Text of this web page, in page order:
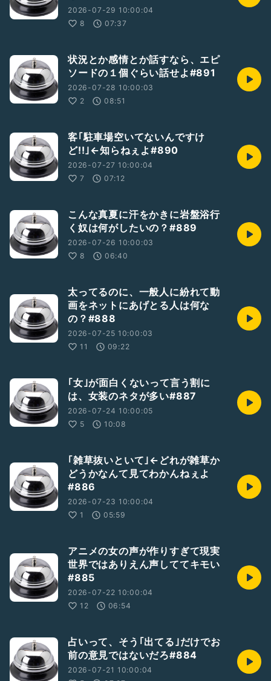
2026-07-29 10:00:04
8
07:37
状況とか感情とか話すなら、エピ
ソードの１個ぐらい話せよ#891
2026-07-28 10:00:03
2
08:51
客｢駐車場空いてないんですけ
ど!!｣←知らねぇよ#890
2026-07-27 10:00:04
7
07:12
こんな真夏に汗をかきに岩盤浴行
く奴は何がしたいの？#889
2026-07-26 10:00:03
8
06:40
太ってるのに、一般人に紛れて動
画をネットにあげとる人は何な
の？#888
2026-07-25 10:00:03
11
09:22
｢女｣が面白くないって言う割に
は、女装のネタが多い#887
2026-07-24 10:00:05
5
10:08
｢雑草抜いといて｣←どれが雑草か
どうかなんて見てわかんねぇよ
#886
2026-07-23 10:00:04
1
05:59
アニメの女の声が作りすぎて現実
世界ではありえん声しててキモい
#885
2026-07-22 10:00:04
12
06:54
占いって、そう｢出てる｣だけでお
前の意見ではないだろ#884
2026-07-21 10:00:04